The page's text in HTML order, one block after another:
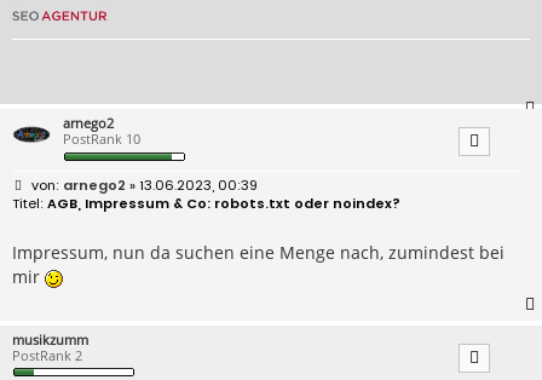
arnego2
PostRank 10
B
e
r
a
g
arnego2 » 13.06.2023, 00:39
AGB, Impressum & Co: robots.txt oder noindex?
Impressum, nun da suchen eine Menge nach, zumindest bei
mir
musikzumm
PostRank 2